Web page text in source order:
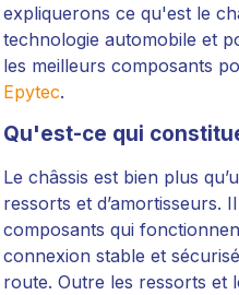
expliquerons ce qu'est le
technologie automobile et
les meilleurs composants
Epytec.
Qu'est-ce qui
Le châssis est bien plus
ressorts et d’amortisseurs.
composants qui
connexion stable et
route. Outre les ressorts et